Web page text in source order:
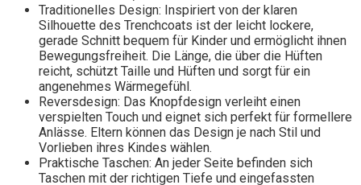
Traditionelles Design: Inspiriert von der klaren
Silhouette des Trenchcoats ist der leicht lockere,
gerade Schnitt bequem für Kinder und ermöglicht ihnen
Bewegungsfreiheit. Die Länge, die über die Hüften
reicht, schützt Taille und Hüften und sorgt für ein
angenehmes Wärmegefühl.
Reversdesign: Das Knopfdesign verleiht einen
verspielten Touch und eignet sich perfekt für formellere
Anlässe. Eltern können das Design je nach Stil und
Vorlieben ihres Kindes wählen.
Praktische Taschen: An jeder Seite befinden sich
Taschen mit der richtigen Tiefe und eingefassten